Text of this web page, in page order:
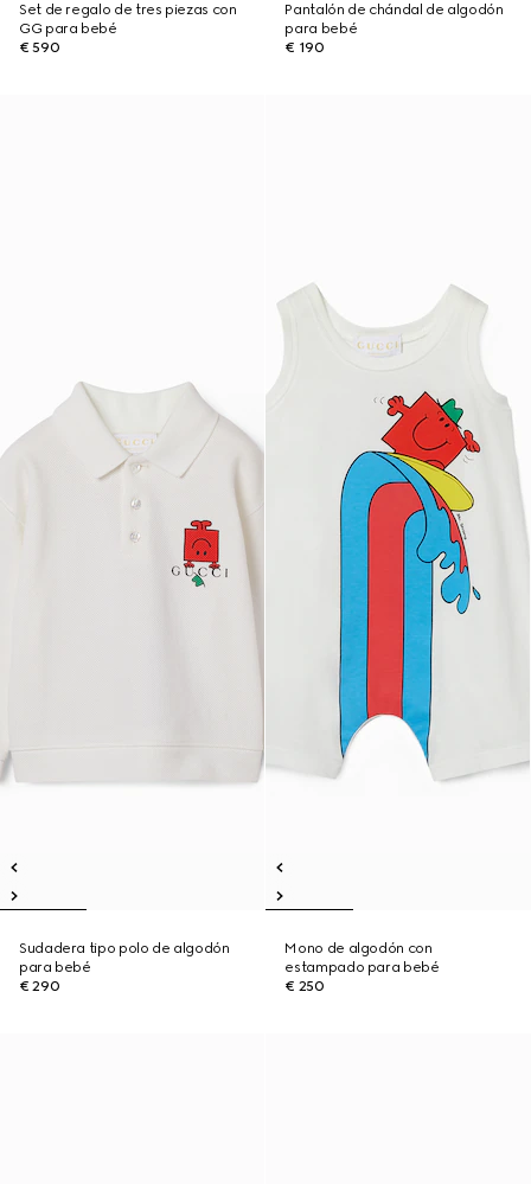
Set de regalo de tres piezas con
GG para bebé
€ 590
Pantalón de chándal de algodón
para bebé
€ 190
Sudadera tipo polo de algodón
para bebé
€ 290
Mono de algodón con
estampado para bebé
€ 250